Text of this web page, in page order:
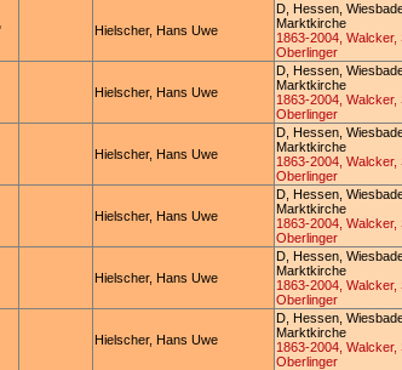
Hielscher, Hans Uwe
D, Hessen,
Marktkirche
1863-2004, Walcker,
Oberlinger
Hielscher, Hans Uwe
D, Hessen,
Marktkirche
1863-2004, Walcker,
Oberlinger
Hielscher, Hans Uwe
D, Hessen,
Marktkirche
1863-2004, Walcker,
Oberlinger
Hielscher, Hans Uwe
D, Hessen,
Marktkirche
1863-2004, Walcker,
Oberlinger
Hielscher, Hans Uwe
D, Hessen,
Marktkirche
1863-2004, Walcker,
Oberlinger
Hielscher, Hans Uwe
D, Hessen,
Marktkirche
1863-2004, Walcker,
Oberlinger